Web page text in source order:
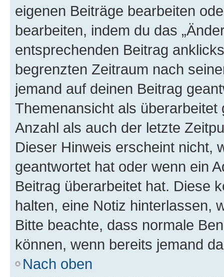
eigenen Beiträge bearbeiten
bearbeiten, indem du das
entsprechenden Beitrag
begrenzten Zeitraum nach
jemand auf deinen Beitrag
Themenansicht als
Anzahl als auch der letzte
Dieser Hinweis erscheint nicht,
geantwortet hat oder wenn ein
Beitrag überarbeitet hat. Diese
halten, eine Notiz hinterlassen,
Bitte beachte, dass normale
können, wenn bereits jemand
Nach oben